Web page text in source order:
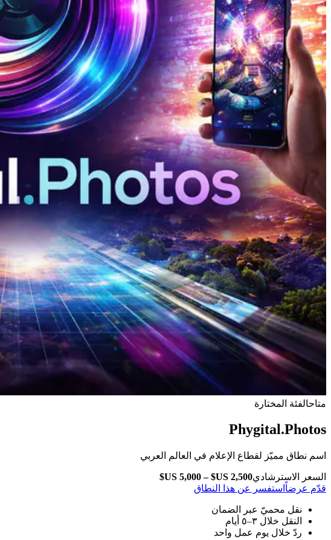
متاحالفئة المختارة
Phygital.Photos
اسم نطاق مميّز لقطاع الإعلام في العالم العربي
السعر الاسترشادي
قدّم عرضاً استفسر عن هذا النطاق
نقل محميّ عبر الضمان
النقل خلال ٣–٥ أيام
ردّ خلال يوم عمل واحد